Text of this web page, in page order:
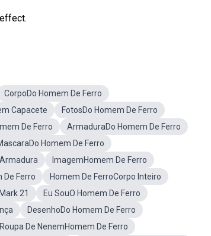
CorpoDo Homem De Ferro
Capacete
FotosDo Homem De Ferro
De Ferro
ArmaduraDo Homem De Ferro
Homem De Ferro
ImagemHomem De Ferro
De Ferro
Homem De FerroCorpo Inteiro
21
Eu SouO Homem De Ferro
DesenhoDo Homem De Ferro
Roupa De NenemHomem De Ferro